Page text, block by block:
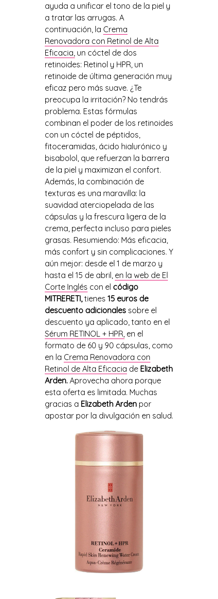
ayuda a unificar el tono de la piel y
a tratar las arrugas. A
continuación, la Crema
Renovadora con Retinol de Alta
Eficacia,un cóctel de dos
retinoides: Retinol y HPR, un
retinoide de última generación muy
eficaz pero más suave. ¿Te
preocupa la irritación? No tendrás
problema. Estas fórmulas
combinan el poder de los retinoides
con un cóctel de péptidos,
fitoceramidas, ácido hialurónico y
bisabolol, que refuerzan la barrera
de la piel y maximizan el confort.
Además, la combinación de
texturas es una maravilla: la
suavidad aterciopelada de las
cápsulas y la frescura ligera de la
crema, perfecta incluso para pieles
grasas. Resumiendo: Más eficacia,
más confort y sin complicaciones. Y
aún mejor: desde el 1 de marzo y
hasta el 15 de abril, en la web de El
Corte Inglés con el código
MITRERETI,tienes 15 euros de
descuento adicionalessobre el
descuento ya aplicado, tanto en el
Sérum RETINOL + HPR,en el
formato de 60 y 90 cápsulas, como
en la Crema Renovadora con
Retinol de Alta Eficacia de Elizabeth
Arden.Aprovecha ahora porque
esta oferta es limitada. Muchas
gracias a Elizabeth Ardenpor
apostar por la divulgación en salud.